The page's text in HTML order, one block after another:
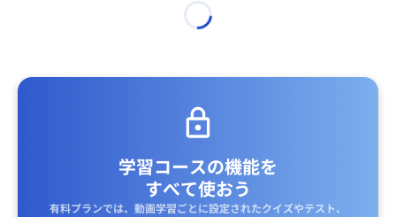
学習コースの機能を
すべて使おう
有料プランでは、動画学習ごとに設定されたクイズやテスト、